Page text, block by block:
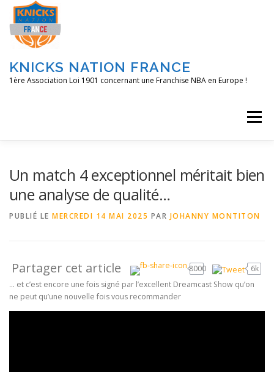
Aller
contenu
KNICKS NATION FRANCE
1ère Association Loi 1901 concernant une Franchise NBA en Europe !
Menu
Un match 4 exceptionnel méritait bien
une analyse de qualité…
PUBLIÉ LE MERCREDI 14 MAI 2025 PAR JOHANNY MONTITON
Partager cet article 8000
6k
… et c’est encore une fois signé par l’excellent Dreamcast Show qu’on
ne peut qu’une nouvelle fois vous recommander